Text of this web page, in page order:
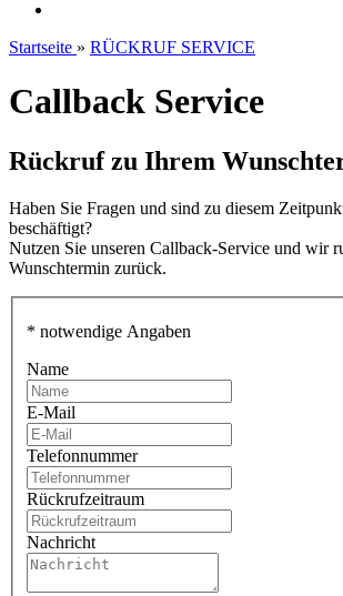
Startseite » RÜCKRUF SERVICE
Callback Service
Rückruf zu Ihrem
Haben Sie Fragen und sind zu diesem
beschäftigt?
Nutzen Sie unseren Callback-Service und wir
Wunschtermin zurück.
* notwendige Angaben
Name
E-Mail
Telefonnummer
Rückrufzeitraum
Nachricht